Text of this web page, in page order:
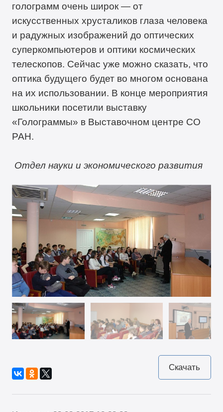
голограмм очень широк — от
искусственных хрусталиков глаза человека
и радужных изображений до оптических
суперкомпьютеров и оптики космических
телескопов. Сейчас уже можно сказать, что
оптика будущего будет во многом основана
на их использовании. В конце мероприятия
школьники посетили выставку
«Голограммы» в Выставочном центре СО
РАН.
Отдел науки и экономического развития
Скачать